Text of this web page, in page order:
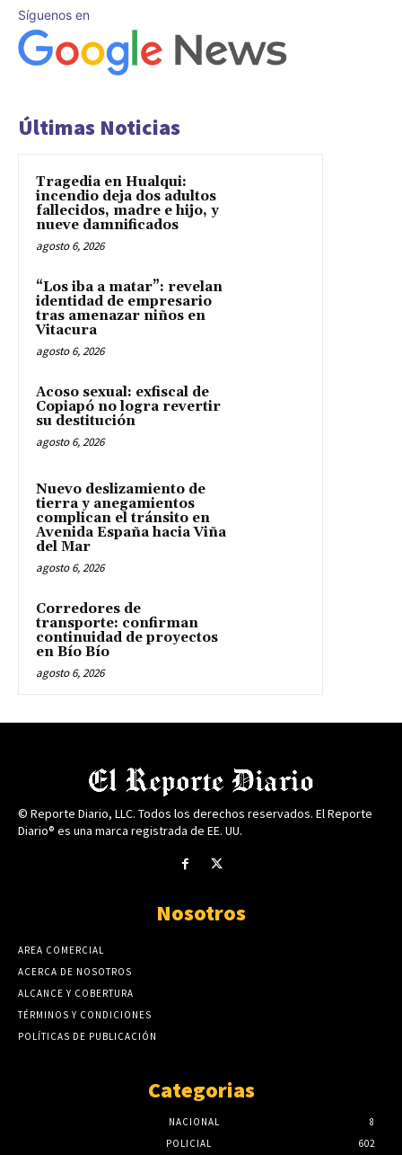
Síguenos en
Últimas Noticias
Tragedia en Hualqui:
incendio deja dos adultos
fallecidos, madre e hijo, y
nueve damnificados
agosto 6, 2026
“Los iba a matar”: revelan
identidad de empresario
tras amenazar niños en
Vitacura
agosto 6, 2026
Acoso sexual: exfiscal de
Copiapó no logra revertir
su destitución
agosto 6, 2026
Nuevo deslizamiento de
tierra y anegamientos
complican el tránsito en
Avenida España hacia Viña
del Mar
agosto 6, 2026
Corredores de
transporte: confirman
continuidad de proyectos
en Bío Bío
agosto 6, 2026
© Reporte Diario, LLC. Todos los derechos reservados. El Reporte
Diario® es una marca registrada de EE. UU.
Nosotros
AREA COMERCIAL
ACERCA DE NOSOTROS
ALCANCE Y COBERTURA
TÉRMINOS Y CONDICIONES
POLÍTICAS DE PUBLICACIÓN
Categorias
NACIONAL
8
POLICIAL
602